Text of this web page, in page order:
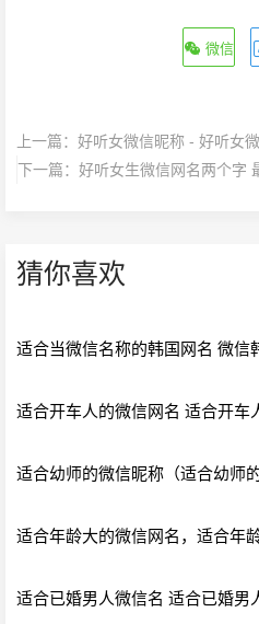
微信
上一篇： 好听女微信昵称 - 好听女
下一篇： 好听女生微信网名两个字
猜你喜欢
适合当微信名称的韩国网名 微信
适合开车人的微信网名 适合开车
适合幼师的微信昵称（适合幼师
适合年龄大的微信网名，适合年
适合已婚男人微信名 适合已婚男